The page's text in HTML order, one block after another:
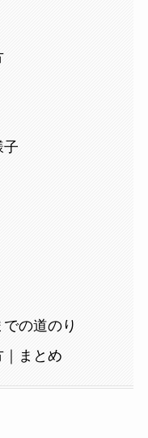
子
の道のり
まとめ